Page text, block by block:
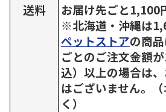
送料
お届け先ごと1,100
※北海道・沖縄は
ペットストアの商
ごとのご注文金額
込）以上の場合は
はございません。
く）